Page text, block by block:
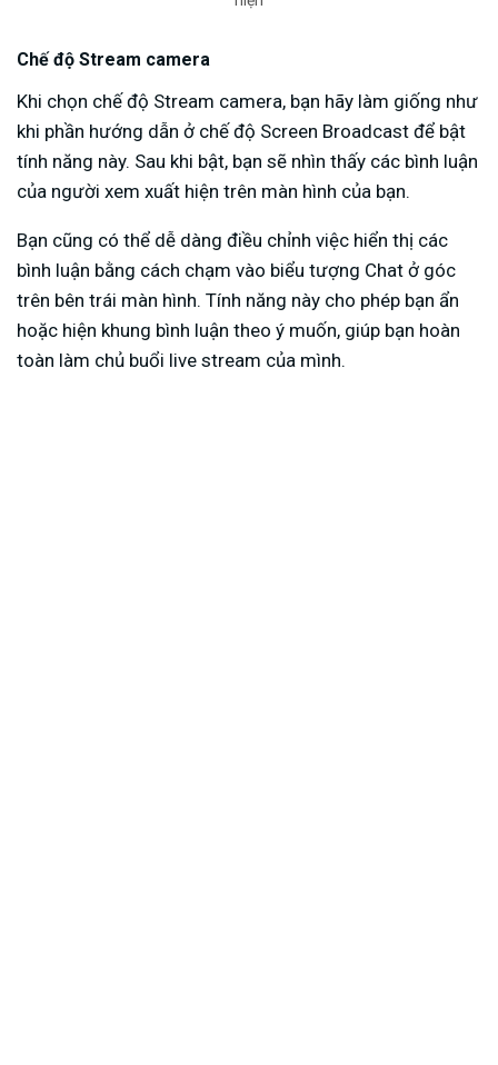
Chế độ Stream camera
Khi chọn chế độ Stream camera, bạn hãy làm giống như
khi phần hướng dẫn ở chế độ Screen Broadcast để bật
tính năng này. Sau khi bật, bạn sẽ nhìn thấy các bình luận
của người xem xuất hiện trên màn hình của bạn.
Bạn cũng có thể dễ dàng điều chỉnh việc hiển thị các
bình luận bằng cách chạm vào biểu tượng Chat ở góc
trên bên trái màn hình. Tính năng này cho phép bạn ẩn
hoặc hiện khung bình luận theo ý muốn, giúp bạn hoàn
toàn làm chủ buổi live stream của mình.